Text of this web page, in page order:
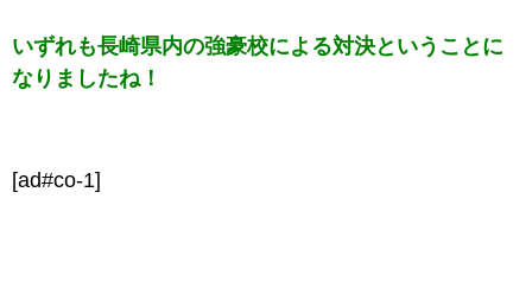
いずれも長崎県内の強豪校による対決ということに
なりましたね！
[ad#co-1]